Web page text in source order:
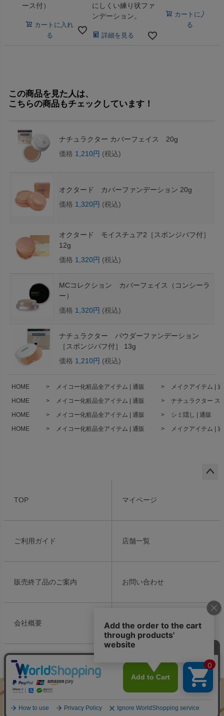
ース付）
カートに入れ
る
にしくい練り状ファ
ンデーション。
詳細を見る
カートに入れ
る
この商品を見た人は、
こちらの商品もチェックしています！
ナチュラクター カバーフェイス 20g
価格 1,210円 (税込)
オクタード カバーファンデーション 20g
価格 1,320円 (税込)
オクタード モイスチュア2［スポンジパフ付］
12g
価格 1,320円 (税込)
MCコレクション カバーフェイス（コンシーラ
ー）
価格 1,320円 (税込)
ナチュラクター パウダーファンデーション
［スポンジパフ付］ 13g
価格 1,210円 (税込)
HOME メイコー化粧品全アイテム | 通販
メイクアイテム |
HOME
メイコー化粧品全アイテム | 通販
ナチュラクター
HOME
メイコー化粧品全アイテム | 通販
シミ隠し | 通販
HOME
メイコー化粧品全アイテム | 通販 メイクアイテム |
TOP マイページ
ご利用ガイド 店舗一覧
販売終了品のご案内 お問い合わせ
会社概要 個人情報の取り扱い
特定商取引法表示